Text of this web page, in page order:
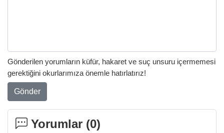
Gönderilen yorumların küfür, hakaret ve suç unsuru içermemesi
gerektiğini okurlarımıza önemle hatırlatırız!
Gönder
Yorumlar (0)